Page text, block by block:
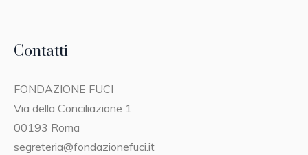
Contatti
FONDAZIONE FUCI
Via della Conciliazione 1
00193 Roma
segreteria@fondazionefuci.it